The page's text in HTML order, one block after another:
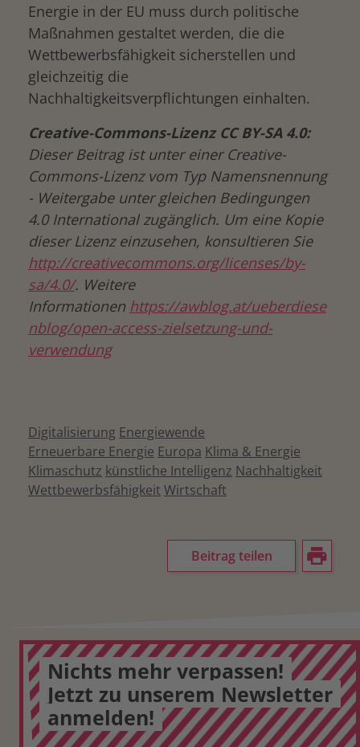
Energie in der EU muss durch politische
Maßnahmen gestaltet werden, die die
Wettbewerbsfähigkeit sicherstellen und
gleichzeitig die
Nachhaltigkeitsverpflichtungen einhalten.
Creative-Commons-Lizenz CC BY-SA 4.0:
Dieser Beitrag ist unter einer Creative-
Commons-Lizenz vom Typ Namensnennung
- Weitergabe unter gleichen Bedingungen
4.0 International zugänglich. Um eine Kopie
dieser Lizenz einzusehen, konsultieren Sie
http://creativecommons.org/licenses/by-
sa/4.0/. Weitere
Informationen https://awblog.at/ueberdiese
nblog/open-access-zielsetzung-und-
verwendung
Digitalisierung Energiewende
Erneuerbare Energie Europa Klima & Energie
Klimaschutz künstliche Intelligenz Nachhaltigkeit
Wettbewerbsfähigkeit Wirtschaft
Beitrag teilen
Nichts mehr verpassen!
Jetzt zu unserem Newsletter
anmelden!